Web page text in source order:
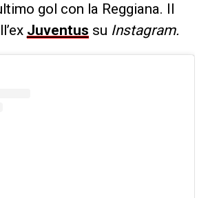
gol con la Reggiana. Il
Juventus su Instagram.